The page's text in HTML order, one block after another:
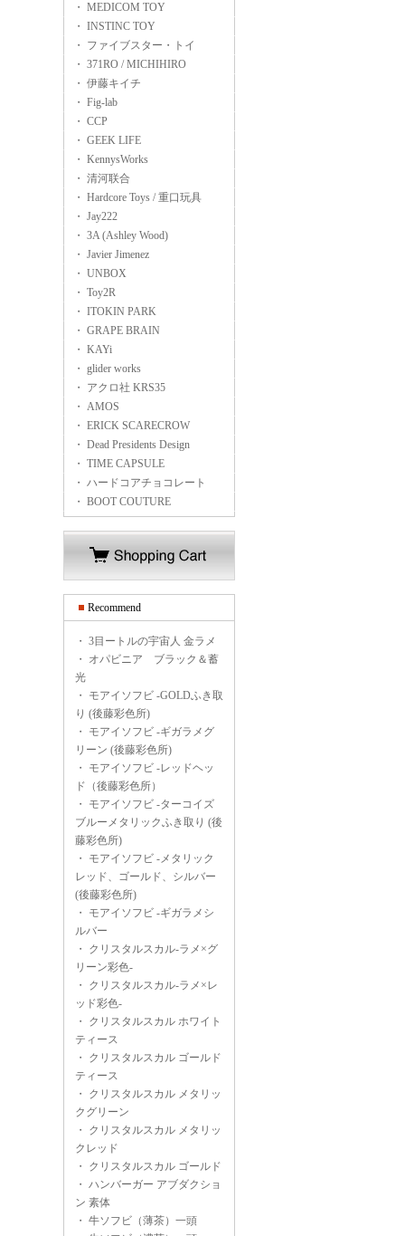
・ MEDICOM TOY
・ INSTINC TOY
・ ファイブスター・トイ
・ 371RO / MICHIHIRO
・ 伊藤キイチ
・ Fig-lab
・ CCP
・ GEEK LIFE
・ KennysWorks
・ 清河联合
・ Hardcore Toys / 重口玩具
・ Jay222
・ 3A (Ashley Wood)
・ Javier Jimenez
・ UNBOX
・ Toy2R
・ ITOKIN PARK
・ GRAPE BRAIN
・ KAYi
・ glider works
・ アクロ社 KRS35
・ AMOS
・ ERICK SCARECROW
・ Dead Presidents Design
・ TIME CAPSULE
・ ハードコアチョコレート
・ BOOT COUTURE
Recommend
・ 3目ートルの宇宙人 金ラメ
・ オパビニア ブラック＆蓄
光
・ モアイソフビ -GOLDふき取
り (後藤彩色所)
・ モアイソフビ -ギガラメグ
リーン (後藤彩色所)
・ モアイソフビ -レッドヘッ
ド（後藤彩色所）
・ モアイソフビ -ターコイズ
ブルーメタリックふき取り (後
藤彩色所)
・ モアイソフビ -メタリック
レッド、ゴールド、シルバー
(後藤彩色所)
・ モアイソフビ -ギガラメシ
ルバー
・ クリスタルスカル-ラメ×グ
リーン彩色-
・ クリスタルスカル-ラメ×レ
ッド彩色-
・ クリスタルスカル ホワイト
ティース
・ クリスタルスカル ゴールド
ティース
・ クリスタルスカル メタリッ
クグリーン
・ クリスタルスカル メタリッ
クレッド
・ クリスタルスカル ゴールド
・ ハンバーガー アブダクショ
ン 素体
・ 牛ソフビ（薄茶）一頭